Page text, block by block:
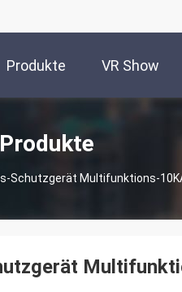
Produkte VR Show
Schutzgerät Multifunktions-